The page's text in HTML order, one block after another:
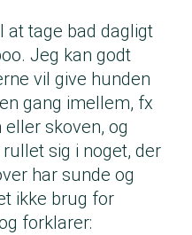
at tage bad dagligt
Jeg kan godt
vil give hunden
gang imellem, fx
skoven, og
sig i noget, der
har sunde og
ikke brug for
forklarer: